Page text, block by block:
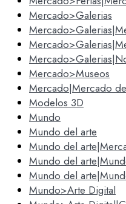
Mercado>Galerias
Mercado>Museos
Mercado|Mercado
Modelos 3D
Mundo
Mundo del arte
Mundo del
Mundo del
Mundo del
Mundo>Arte Digital